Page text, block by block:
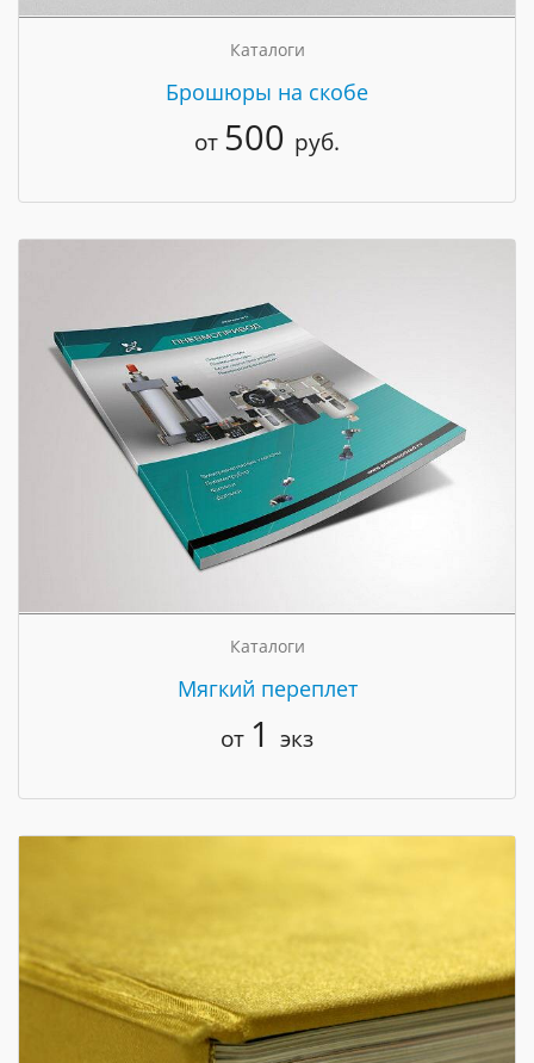
Каталоги
Брошюры на скобе
от 500 руб.
Каталоги
Мягкий переплет
от 1 экз